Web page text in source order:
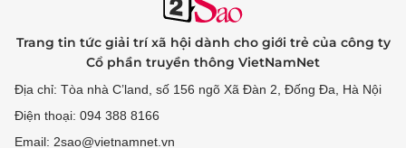
Trang tin tức giải trí xã hội dành cho giới trẻ của công ty
Cổ phần truyền thông VietNamNet
Địa chỉ: Tòa nhà C’land, số 156 ngõ Xã Đàn 2, Đống Đa, Hà Nội
Điện thoại: 094 388 8166
Email: 2sao@vietnamnet.vn